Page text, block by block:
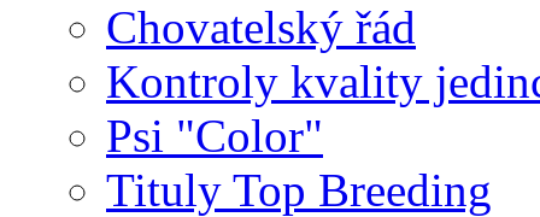
Chovatelský řád
Kontroly kvality
Psi "Color"
Tituly Top Breeding